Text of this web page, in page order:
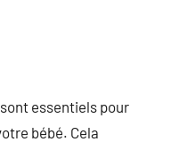
essentiels pour
bébé. Cela